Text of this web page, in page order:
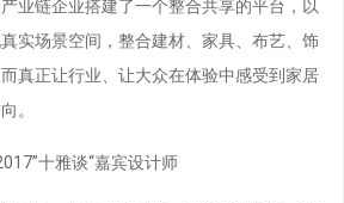
业链企业搭建了一个整合共享的平台，以
实场景空间，整合建材、家具、布艺、饰
真正让行业、让大众在体验中感受到家居
。